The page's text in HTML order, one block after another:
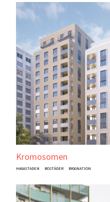
Kromosomen
HAGASTADEN BOSTÄDER BYGGNATION